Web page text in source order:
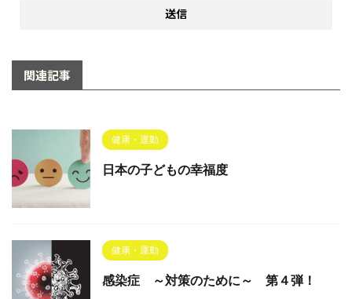
関連記事
健康・運動
日本の子どもの幸福度
健康・運動
感染症 ～対策のために～ 第４弾！